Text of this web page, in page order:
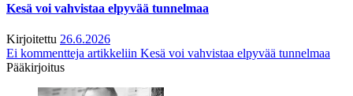
Kesä voi vahvistaa elpyvää tunnelmaa
Kirjoitettu 26.6.2026
Ei kommentteja artikkeliin Kesä voi vahvistaa elpyvää tunnelmaa
Pääkirjoitus